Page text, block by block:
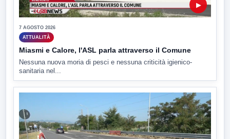
▶
7 AGOSTO 2026
ATTUALITÀ
Miasmi e Calore, l'ASL parla attraverso il Comune
Nessuna nuova moria di pesci e nessuna criticità igienico-
sanitaria nel...